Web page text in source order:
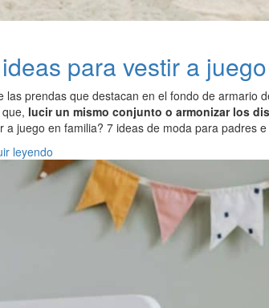
para vestir a
las prendas que destacan en el fondo de armario
lucir un mismo conjunto o armonizar los
a juego en familia? 7 ideas de moda para padres e
leyendo